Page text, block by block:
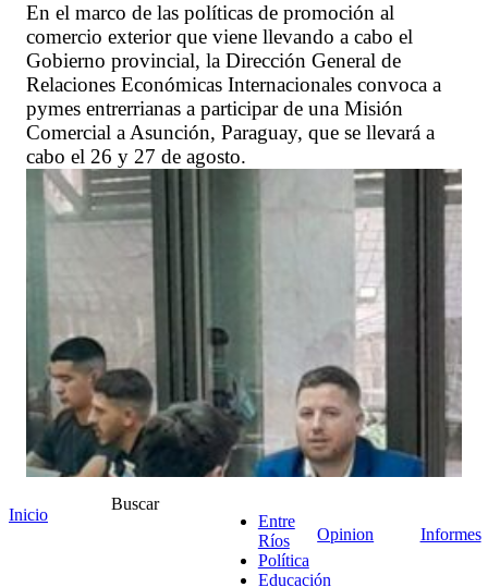
En el marco de las políticas de promoción al
comercio exterior que viene llevando a cabo el
Gobierno provincial, la Dirección General de
Relaciones Económicas Internacionales convoca a
pymes entrerrianas a participar de una Misión
Comercial a Asunción, Paraguay, que se llevará a
cabo el 26 y 27 de agosto.
Inicio
Buscar
Entre
Ríos
Política
Educación
Opinion Informes